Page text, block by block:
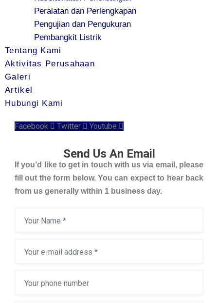
Peralatan dan Perlengkapan
Pengujian dan Pengukuran
Pembangkit Listrik
Tentang Kami
Aktivitas Perusahaan
Galeri
Artikel
Hubungi Kami
Facebook Twitter Youtube
Send Us An Email
If you’d like to get in touch with us via email, please
fill out the form below. You can expect to hear back
from us generally within 1 business day.